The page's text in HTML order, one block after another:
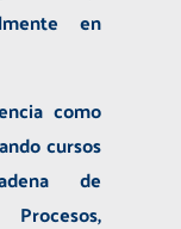
en
como
cursos
de